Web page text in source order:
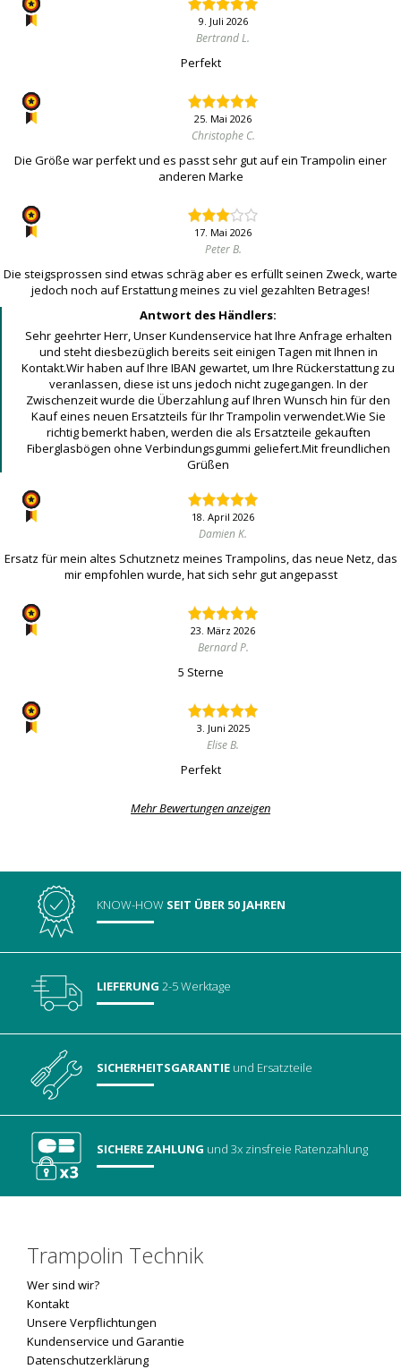
9. Juli 2026
Bertrand L.
Perfekt
25. Mai 2026
Christophe C.
Die Größe war perfekt und es passt sehr gut auf ein Trampolin einer
anderen Marke
17. Mai 2026
Peter B.
Die steigsprossen sind etwas schräg aber es erfüllt seinen Zweck, warte
jedoch noch auf Erstattung meines zu viel gezahlten Betrages!
Antwort des Händlers:
Sehr geehrter Herr, Unser Kundenservice hat Ihre Anfrage erhalten
und steht diesbezüglich bereits seit einigen Tagen mit Ihnen in
Kontakt.Wir haben auf Ihre IBAN gewartet, um Ihre Rückerstattung zu
veranlassen, diese ist uns jedoch nicht zugegangen. In der
Zwischenzeit wurde die Überzahlung auf Ihren Wunsch hin für den
Kauf eines neuen Ersatzteils für Ihr Trampolin verwendet.Wie Sie
richtig bemerkt haben, werden die als Ersatzteile gekauften
Fiberglasbögen ohne Verbindungsgummi geliefert.Mit freundlichen
Grüßen
18. April 2026
Damien K.
Ersatz für mein altes Schutznetz meines Trampolins, das neue Netz, das
mir empfohlen wurde, hat sich sehr gut angepasst
23. März 2026
Bernard P.
5 Sterne
3. Juni 2025
Elise B.
Perfekt
Mehr Bewertungen anzeigen
KNOW-HOW SEIT ÜBER 50 JAHREN
LIEFERUNG 2-5 Werktage
SICHERHEITSGARANTIE und Ersatzteile
SICHERE ZAHLUNG und 3x zinsfreie Ratenzahlung
Trampolin Technik
Wer sind wir?
Kontakt
Unsere Verpflichtungen
Kundenservice und Garantie
Datenschutzerklärung